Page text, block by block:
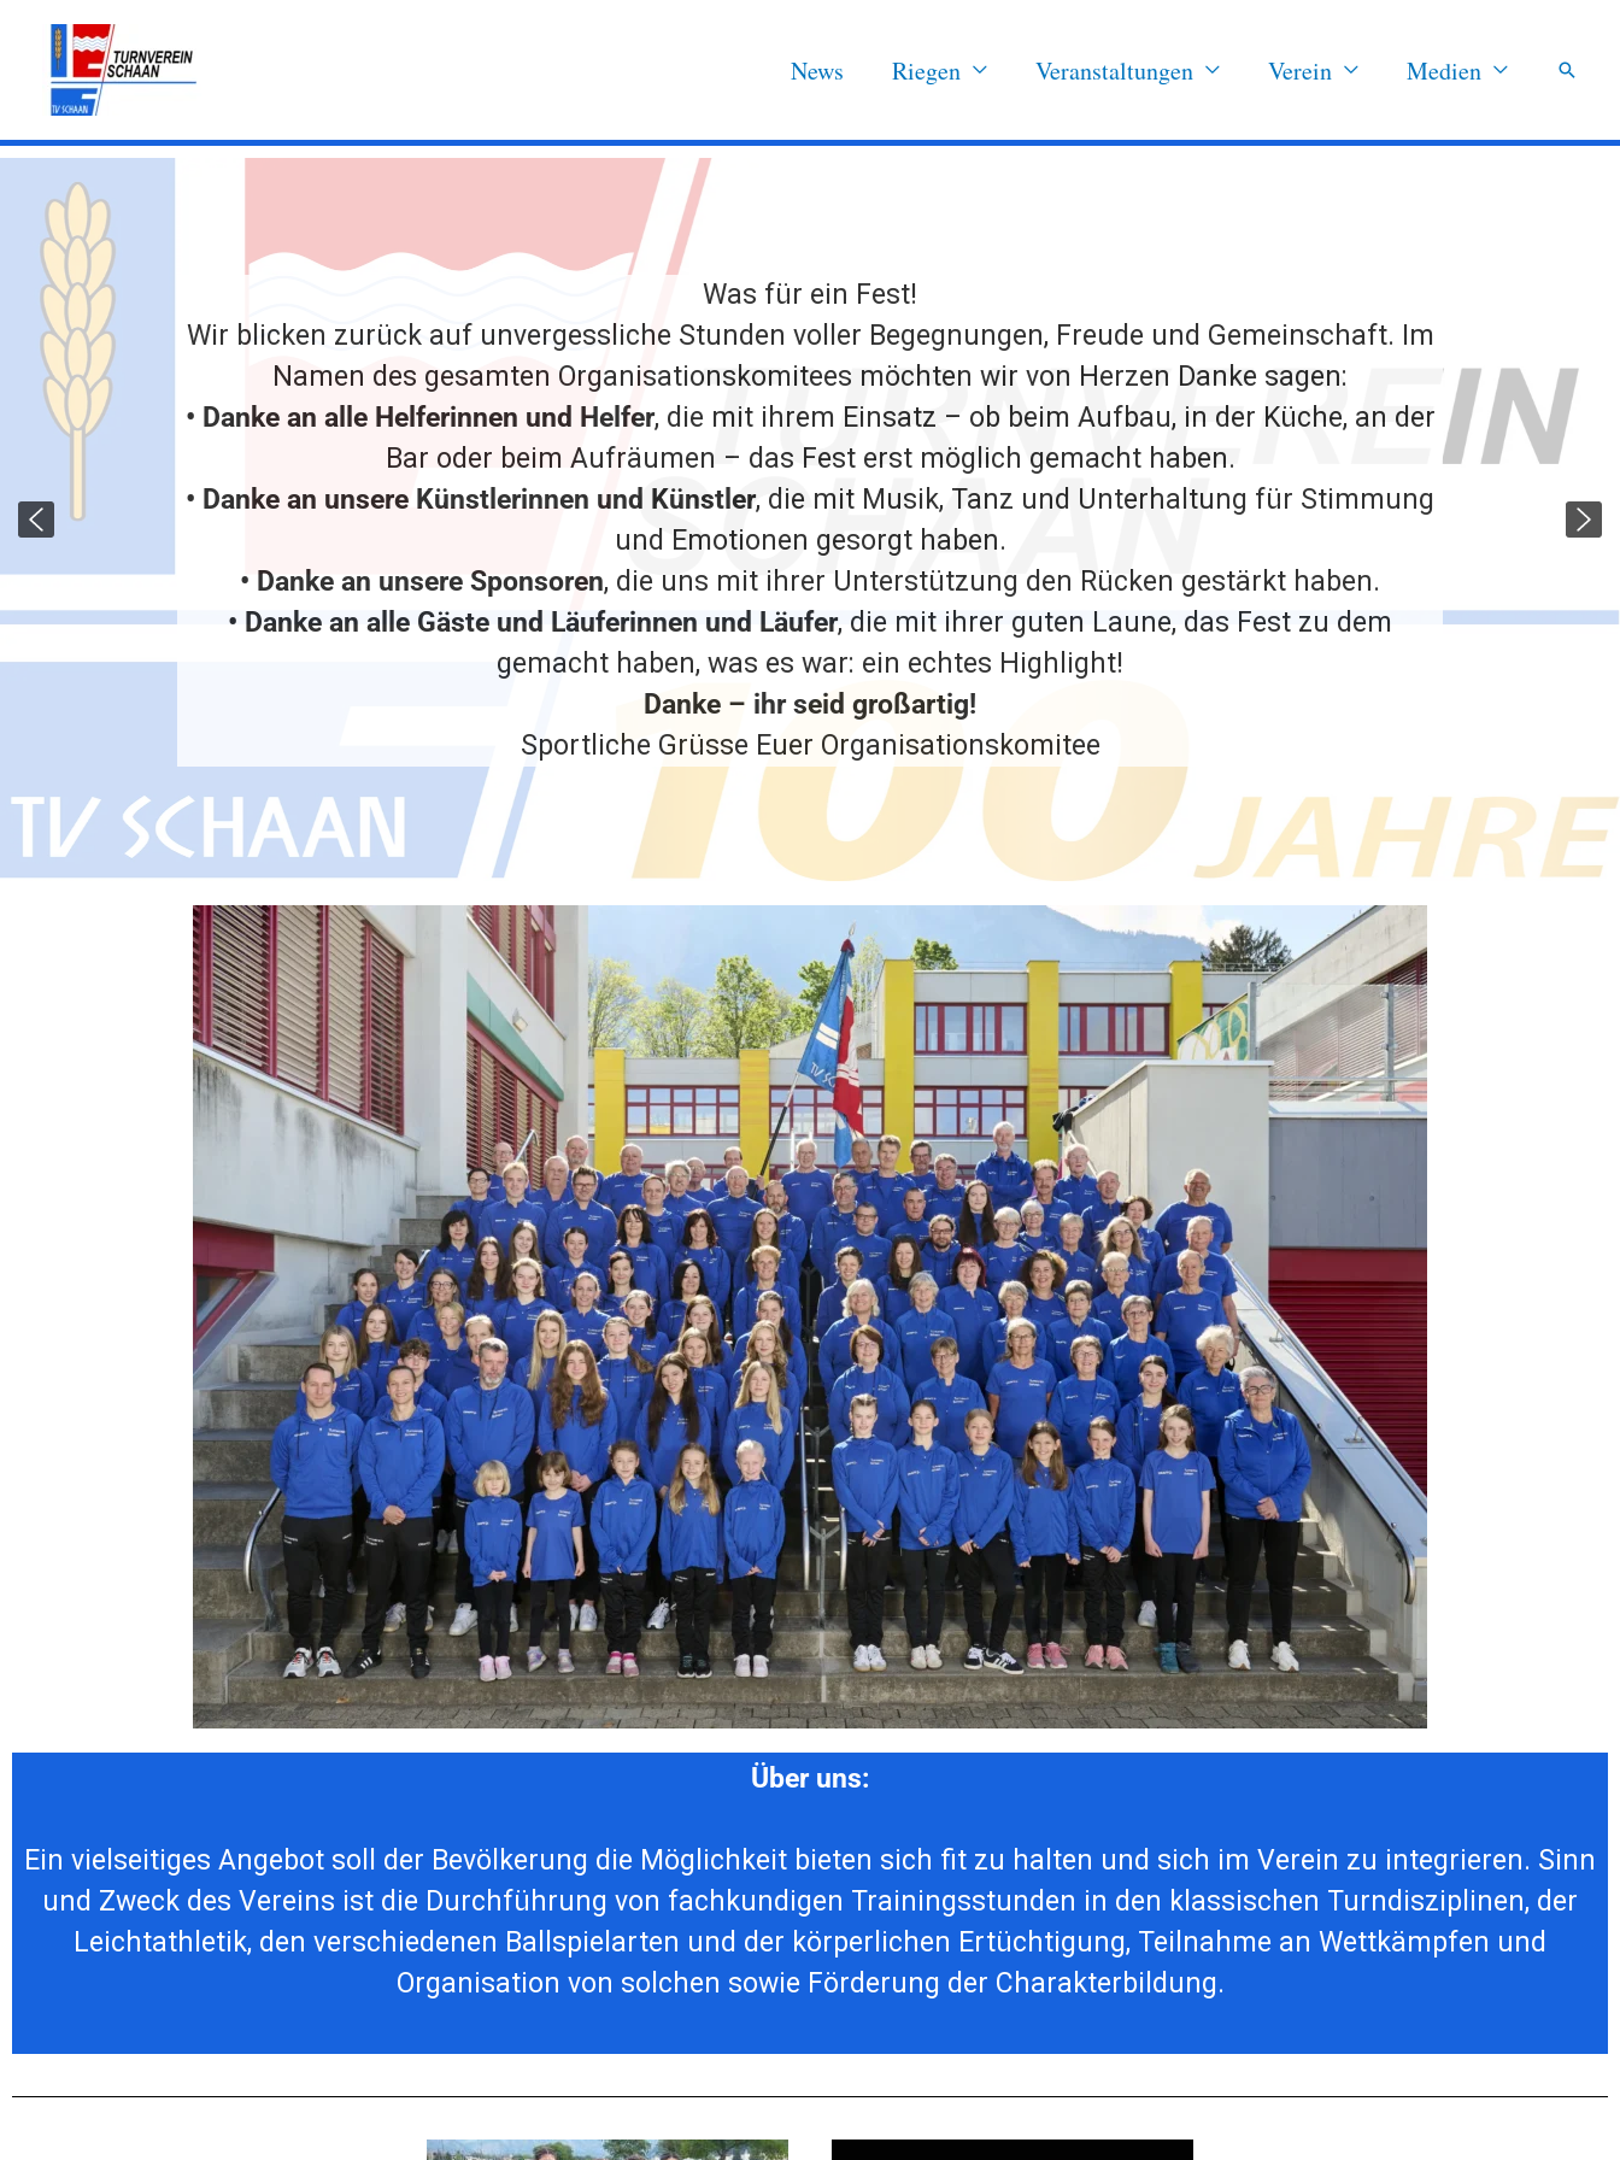
Inhalt
springen
News Riegen Veranstaltungen Verein Medien Suchen
Was für ein Fest!
Wir blicken zurück auf unvergessliche Stunden voller Begegnungen, Freude und Gemeinschaft. Im
Namen des gesamten Organisationskomitees möchten wir von Herzen Danke sagen:
• Danke an alle Helferinnen und Helfer, die mit ihrem Einsatz – ob beim Aufbau, in der Küche, an der
Bar oder beim Aufräumen – das Fest erst möglich gemacht haben.
• Danke an unsere Künstlerinnen und Künstler, die mit Musik, Tanz und Unterhaltung für Stimmung
und Emotionen gesorgt haben.
• Danke an unsere Sponsoren, die uns mit ihrer Unterstützung den Rücken gestärkt haben.
• Danke an alle Gäste und Läuferinnen und Läufer, die mit ihrer guten Laune, das Fest zu dem
gemacht haben, was es war: ein echtes Highlight!
Danke – ihr seid großartig!
Sportliche Grüsse Euer Organisationskomitee
Über uns:
Ein vielseitiges Angebot soll der Bevölkerung die Möglichkeit bieten sich fit zu halten und sich im Verein zu integrieren. Sinn
und Zweck des Vereins ist die Durchführung von fachkundigen Trainingsstunden in den klassischen Turndisziplinen, der
Leichtathletik, den verschiedenen Ballspielarten und der körperlichen Ertüchtigung, Teilnahme an Wettkämpfen und
Organisation von solchen sowie Förderung der Charakterbildung.